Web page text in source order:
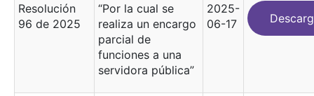
Resolución
96 de 2025
“Por la cual se
realiza un encargo
parcial de
funciones a una
servidora pública”
2025-
06-17